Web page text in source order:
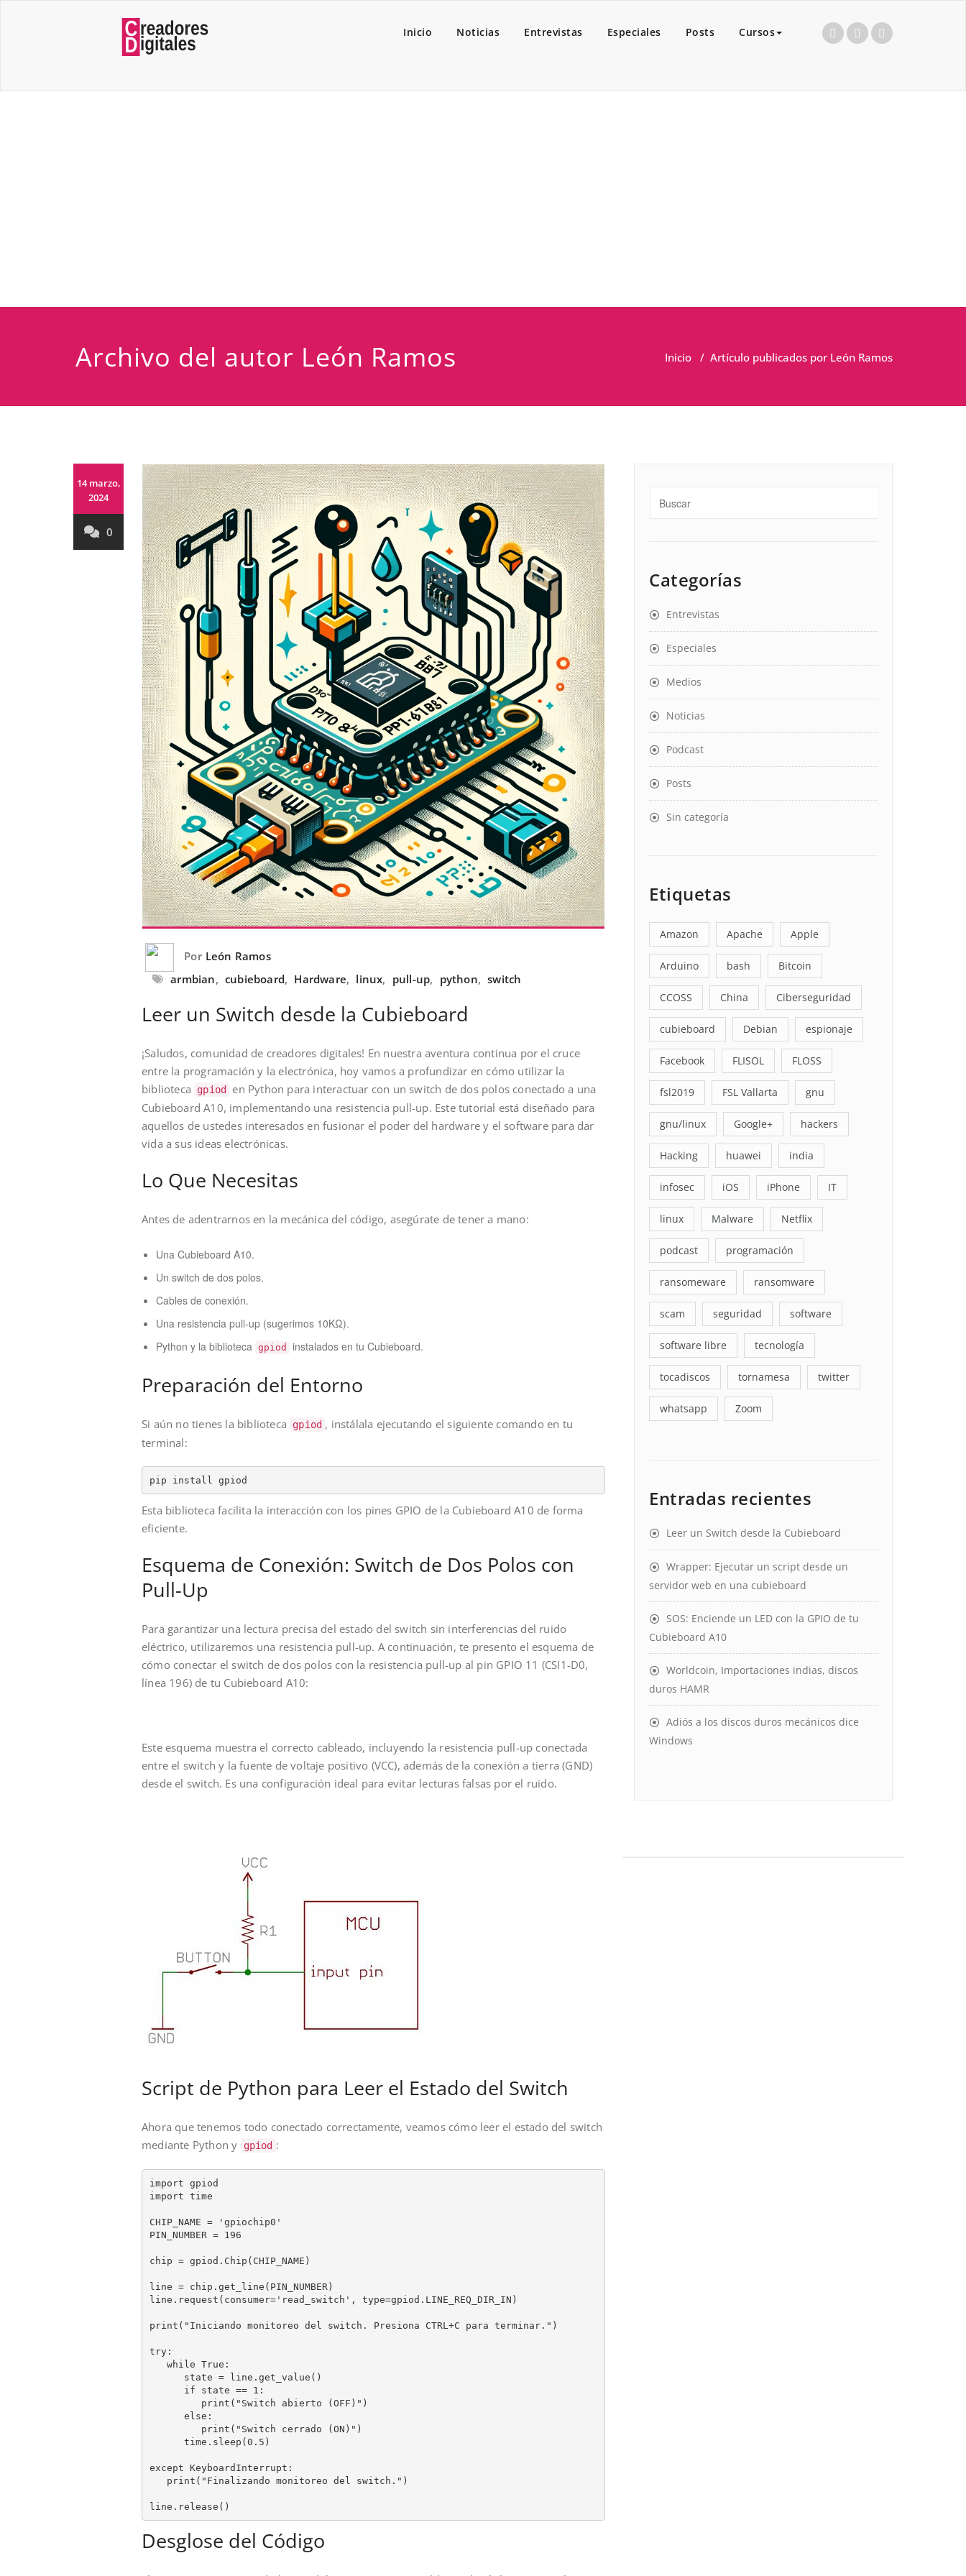
Inicio Noticias Entrevistas Especiales Posts Cursos
Archivo del autor León Ramos Inicio / Artículo publicados por León Ramos
14 marzo,
2024
0
Por León Ramos
armbian, cubieboard, Hardware, linux, pull-up, python, switch
Leer un Switch desde la Cubieboard
¡Saludos, comunidad de creadores digitales! En nuestra aventura continua por el cruce
entre la programación y la electrónica, hoy vamos a profundizar en cómo utilizar la
biblioteca
gpiod
en Python para interactuar con un switch de dos polos conectado a una
Cubieboard A10, implementando una resistencia pull-up. Este tutorial está diseñado para
aquellos de ustedes interesados en fusionar el poder del hardware y el software para dar
vida a sus ideas electrónicas.
Lo Que Necesitas
Antes de adentrarnos en la mecánica del código, asegúrate de tener a mano:
Una Cubieboard A10.
Un switch de dos polos.
Cables de conexión.
Una resistencia pull-up (sugerimos 10KΩ).
Python y la biblioteca gpiod instalados en tu Cubieboard.
Preparación del Entorno
Si aún no tienes la biblioteca gpiod , instálala ejecutando el siguiente comando en tu
terminal:
Esta biblioteca facilita la interacción con los pines GPIO de la Cubieboard A10 de forma
eficiente.
Esquema de Conexión: Switch de Dos Polos con
Pull-Up
Para garantizar una lectura precisa del estado del switch sin interferencias del ruido
eléctrico, utilizaremos una resistencia pull-up. A continuación, te presento el esquema de
cómo conectar el switch de dos polos con la resistencia pull-up al pin GPIO 11 (CSI1-D0,
línea 196) de tu Cubieboard A10:
Este esquema muestra el correcto cableado, incluyendo la resistencia pull-up conectada
entre el switch y la fuente de voltaje positivo (VCC), además de la conexión a tierra (GND)
desde el switch. Es una configuración ideal para evitar lecturas falsas por el ruido.
Script de Python para Leer el Estado del Switch
Ahora que tenemos todo conectado correctamente, veamos cómo leer el estado del switch
mediante Python y
gpiod :
import gpiod
import time
CHIP_NAME = 'gpiochip0'
PIN_NUMBER = 196
chip = gpiod.Chip(CHIP_NAME)
line = chip.get_line(PIN_NUMBER)
line.request(consumer='read_switch', type=gpiod.LINE_REQ_DIR_IN)
print("Iniciando monitoreo del switch. Presiona CTRL+C para terminar.")
try:
while True:
state = line.get_value()
if state == 1:
print("Switch abierto (OFF)")
else:
print("Switch cerrado (ON)")
time.sleep(0.5)
except KeyboardInterrupt:
print("Finalizando monitoreo del switch.")
line.release()
Desglose del Código
Categorías
Entrevistas
Especiales
Medios
Noticias
Podcast
Posts
Sin categoría
Etiquetas
Amazon Apache Apple
Arduino bash Bitcoin
CCOSS China Ciberseguridad
cubieboard Debian espionaje
Facebook FLISOL FLOSS
fsl2019 FSL Vallarta gnu
gnu/linux Google+ hackers
Hacking huawei india
infosec iOS iPhone IT
linux Malware Netflix
podcast programación
ransomeware ransomware
scam seguridad software
software libre tecnología
tocadiscos tornamesa twitter
whatsapp Zoom
Entradas recientes
Leer un Switch desde la Cubieboard
Wrapper: Ejecutar un script desde un
servidor web en una cubieboard
SOS: Enciende un LED con la GPIO de tu
Cubieboard A10
Worldcoin, Importaciones indias, discos
duros HAMR
Adiós a los discos duros mecánicos dice
Windows